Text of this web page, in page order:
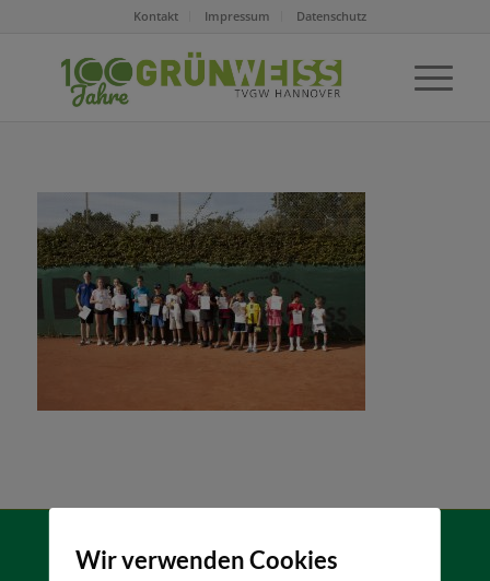
Kontakt Impressum Datenschutz
Wir verwenden Cookies